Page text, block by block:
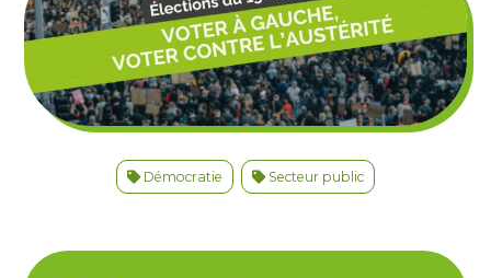
Démocratie Secteur public